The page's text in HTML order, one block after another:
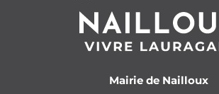
Mairie de Nailloux